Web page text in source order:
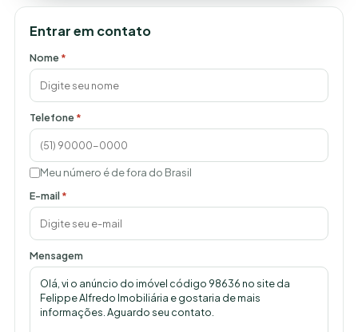
Entrar em contato
Nome*
Telefone*
Meu número é de fora do Brasil
E-mail*
Mensagem